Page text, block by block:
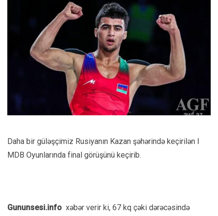
Daha bir güləşçimiz Rusiyanın Kazan şəhərində keçirilən I
MDB Oyunlarında final görüşünü keçirib.
Gununsesi.info xəbər verir ki, 67 kq çəki dərəcəsində